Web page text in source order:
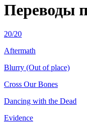
Переводы
20/20
Aftermath
Blurry (Out of place)
Cross Our Bones
Dancing with the Dead
Evidence